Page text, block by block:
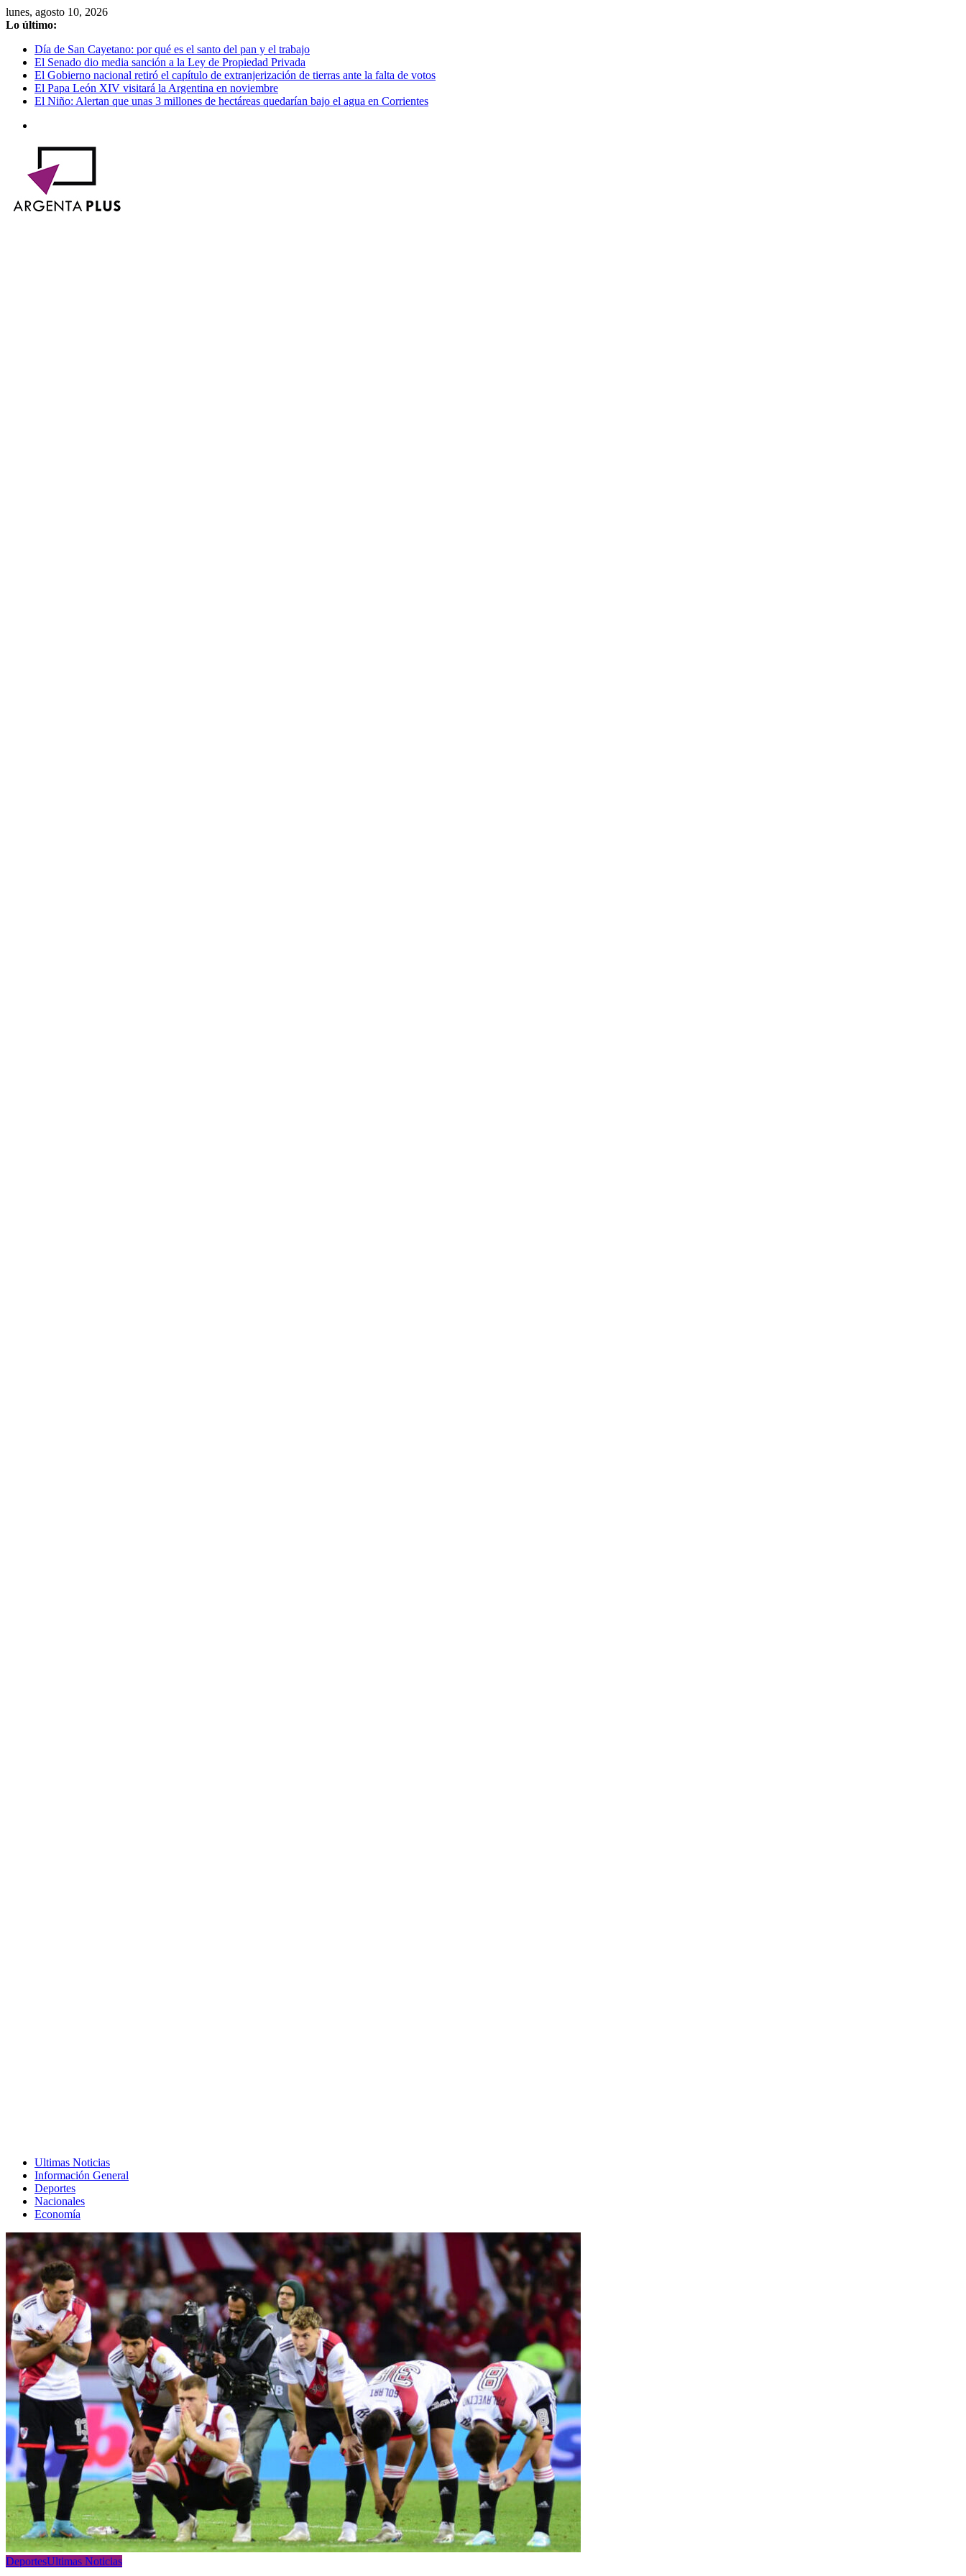
Saltar
al
lunes, agosto 10, 2026
Lo último:
Día de San Cayetano: por qué es el santo del pan y el trabajo
El Senado dio media sanción a la Ley de Propiedad Privada
El Gobierno nacional retiró el capítulo de extranjerización de tierras ante la falta de votos
El Papa León XIV visitará la Argentina en noviembre
El Niño: Alertan que unas 3 millones de hectáreas quedarían bajo el agua en Corrientes
Ultimas Noticias
Información General
Deportes
Nacionales
Economía
DeportesUltimas Noticias